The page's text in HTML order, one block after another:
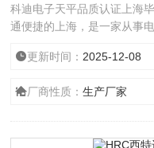
科迪电子天平品质认证上海
通便捷的上海，是一家从事
更新时间： 2025-12-08
厂商性质：生产厂家